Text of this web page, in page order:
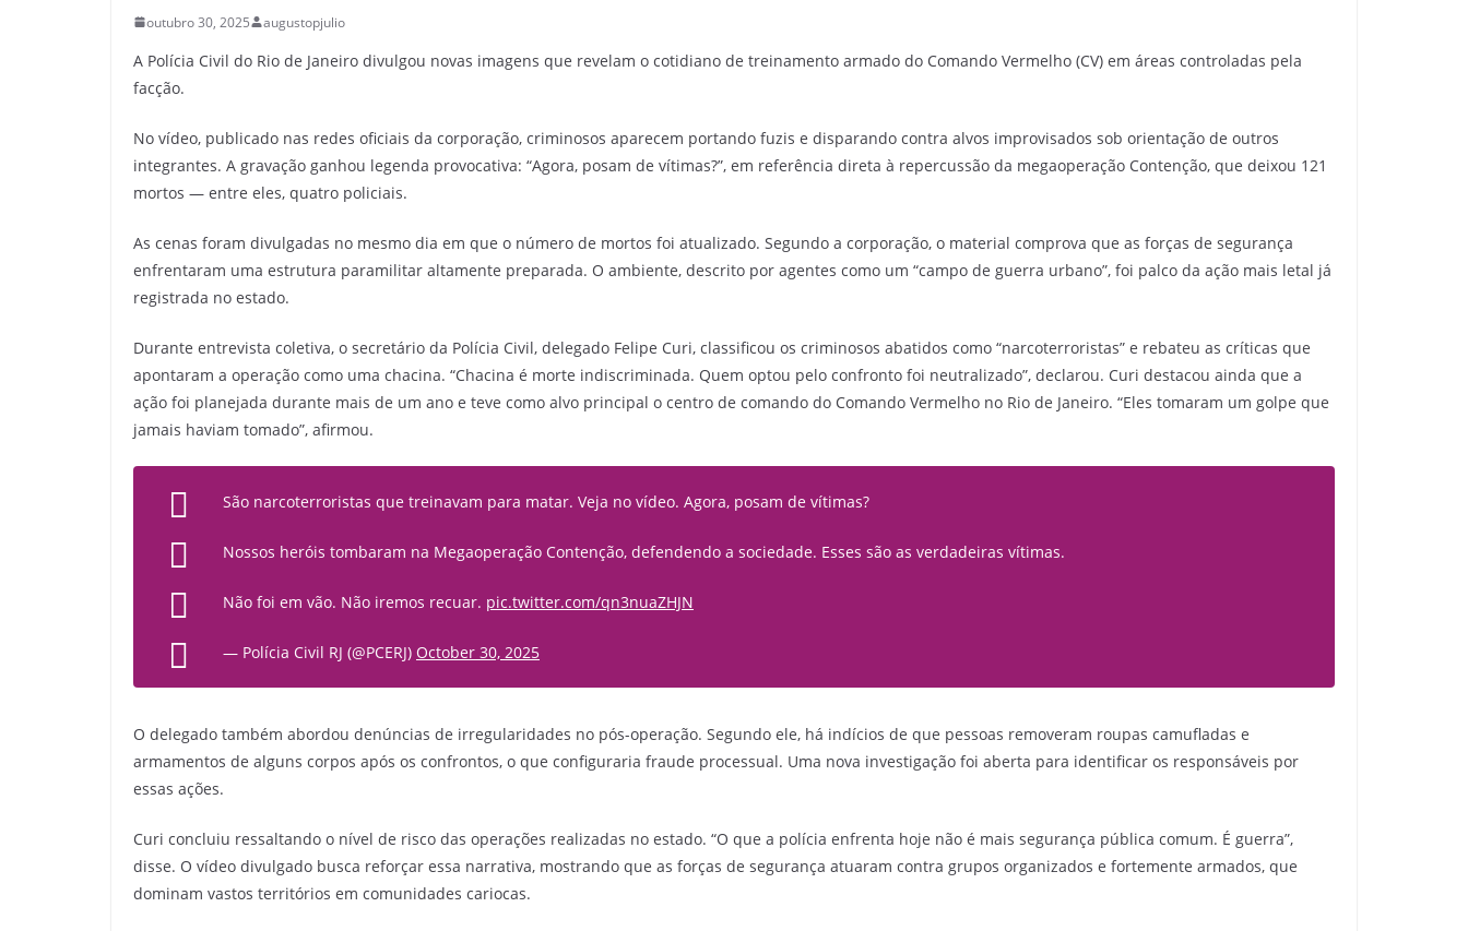
outubro 30, 2025 augustopjulio
A Polícia Civil do Rio de Janeiro divulgou novas imagens que revelam o cotidiano de treinamento armado do Comando Vermelho (CV) em áreas controladas pela
facção.
No vídeo, publicado nas redes oficiais da corporação, criminosos aparecem portando fuzis e disparando contra alvos improvisados sob orientação de outros
integrantes. A gravação ganhou legenda provocativa: “Agora, posam de vítimas?”, em referência direta à repercussão da megaoperação Contenção, que deixou 121
mortos — entre eles, quatro policiais.
As cenas foram divulgadas no mesmo dia em que o número de mortos foi atualizado. Segundo a corporação, o material comprova que as forças de segurança
enfrentaram uma estrutura paramilitar altamente preparada. O ambiente, descrito por agentes como um “campo de guerra urbano”, foi palco da ação mais letal já
registrada no estado.
Durante entrevista coletiva, o secretário da Polícia Civil, delegado Felipe Curi, classificou os criminosos abatidos como “narcoterroristas” e rebateu as críticas que
apontaram a operação como uma chacina. “Chacina é morte indiscriminada. Quem optou pelo confronto foi neutralizado”, declarou. Curi destacou ainda que a
ação foi planejada durante mais de um ano e teve como alvo principal o centro de comando do Comando Vermelho no Rio de Janeiro. “Eles tomaram um golpe que
jamais haviam tomado”, afirmou.
São narcoterroristas que treinavam para matar. Veja no vídeo. Agora, posam de vítimas?
Nossos heróis tombaram na Megaoperação Contenção, defendendo a sociedade. Esses são as verdadeiras vítimas.
Não foi em vão. Não iremos recuar. pic.twitter.com/qn3nuaZHJN
— Polícia Civil RJ (@PCERJ) October 30, 2025
O delegado também abordou denúncias de irregularidades no pós-operação. Segundo ele, há indícios de que pessoas removeram roupas camufladas e
armamentos de alguns corpos após os confrontos, o que configuraria fraude processual. Uma nova investigação foi aberta para identificar os responsáveis por
essas ações.
Curi concluiu ressaltando o nível de risco das operações realizadas no estado. “O que a polícia enfrenta hoje não é mais segurança pública comum. É guerra”,
disse. O vídeo divulgado busca reforçar essa narrativa, mostrando que as forças de segurança atuaram contra grupos organizados e fortemente armados, que
dominam vastos territórios em comunidades cariocas.